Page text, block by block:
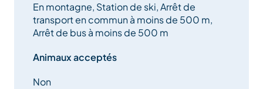
En montagne, Station de ski, Arrêt de
transport en commun à moins de 500 m,
Arrêt de bus à moins de 500 m
Animaux acceptés
Non